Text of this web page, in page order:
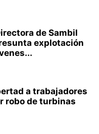
de Sambil
explotación
a trabajadores
robo de turbinas